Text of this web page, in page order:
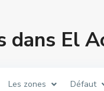
dans El
Les zones Défaut